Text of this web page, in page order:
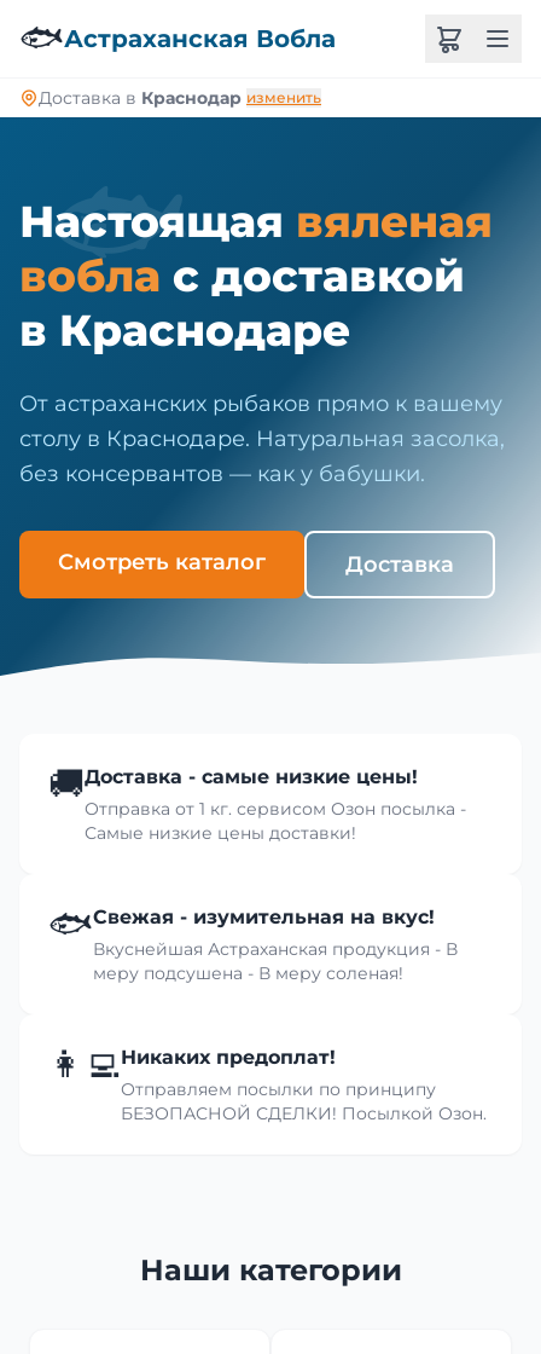
🐟Астраханская Вобла
Доставка в Краснодар изменить
🐟
Настоящая вяленая
вобла с доставкой
в Краснодаре
От астраханских рыбаков прямо к вашему
столу в Краснодаре. Натуральная засолка,
без консервантов — как у бабушки.
Смотреть каталог Доставка
🚚Доставка - самые низкие цены!
Отправка от 1 кг. сервисом Озон посылка -
Самые низкие цены доставки!
🐟Свежая - изумительная на вкус!
Вкуснейшая Астраханская продукция - В
меру подсушена - В меру соленая!
👩‍💻Никаких предоплат!
Отправляем посылки по принципу
БЕЗОПАСНОЙ СДЕЛКИ! Посылкой Озон.
Наши категории